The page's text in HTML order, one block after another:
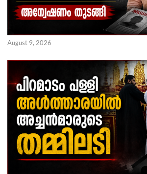
August 9, 2026